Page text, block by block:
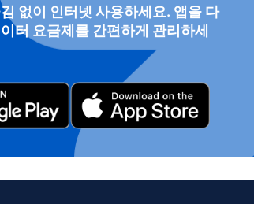
팝업 닫기
device supports eSIM technology.
an eSIM activation. They will
details that you can scan or enter
you can enjoy the benefits of eSIM
없이 인터넷 사용하세요. 앱을 다
터 요금제를 간편하게 관리하세
회원가입
초 만에 새로 만드세요.